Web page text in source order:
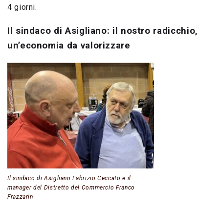
4 giorni.
Il sindaco di Asigliano: il nostro radicchio,
un’economia da valorizzare
Il sindaco di Asigliano Fabrizio Ceccato e il
manager del Distretto del Commercio Franco
Frazzarin